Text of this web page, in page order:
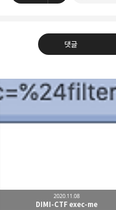
댓글
caputdraconis
네트워크 관점에서의 클라우
DIMI-CTF exec-me
2020.11.08